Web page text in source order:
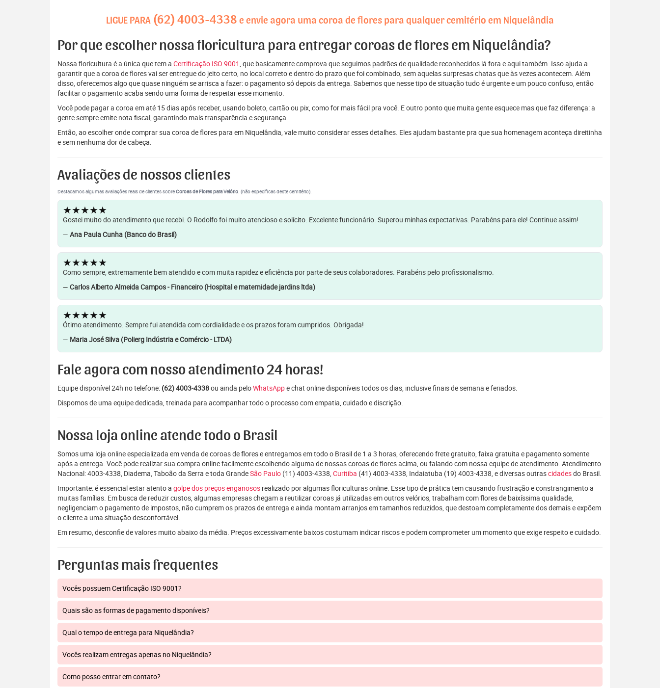
LIGUE PARA (62) 4003-4338 e envie agora uma coroa de flores para qualquer cemitério em Niquelândia
Por que escolher nossa floricultura para entregar coroas de flores em Niquelândia?
Nossa floricultura é a única que tem a Certificação ISO 9001, que basicamente comprova que seguimos padrões de qualidade reconhecidos lá fora e aqui também. Isso ajuda a
garantir que a coroa de flores vai ser entregue do jeito certo, no local correto e dentro do prazo que foi combinado, sem aquelas surpresas chatas que às vezes acontecem. Além
disso, oferecemos algo que quase ninguém se arrisca a fazer: o pagamento só depois da entrega. Sabemos que nesse tipo de situação tudo é urgente e um pouco confuso, então
facilitar o pagamento acaba sendo uma forma de respeitar esse momento.
Você pode pagar a coroa em até 15 dias após receber, usando boleto, cartão ou pix, como for mais fácil pra você. E outro ponto que muita gente esquece mas que faz diferença: a
gente sempre emite nota fiscal, garantindo mais transparência e segurança.
Então, ao escolher onde comprar sua coroa de flores para em Niquelândia, vale muito considerar esses detalhes. Eles ajudam bastante pra que sua homenagem aconteça direitinha
e sem nenhuma dor de cabeça.
Avaliações de nossos clientes
Destacamos algumas avaliações reais de clientes sobreCoroas de Flores para Velório. (não específicas deste cemitério).
★★★★★
Gostei muito do atendimento que recebi. O Rodolfo foi muito atencioso e solícito. Excelente funcionário. Superou minhas expectativas. Parabéns para ele! Continue assim!
— Ana Paula Cunha (Banco do Brasil)
★★★★★
Como sempre, extremamente bem atendido e com muita rapidez e eficiência por parte de seus colaboradores. Parabéns pelo profissionalismo.
— Carlos Alberto Almeida Campos - Financeiro (Hospital e maternidade jardins ltda)
★★★★★
Ótimo atendimento. Sempre fui atendida com cordialidade e os prazos foram cumpridos. Obrigada!
— Maria José Silva (Polierg Indústria e Comércio - LTDA)
Fale agora com nosso atendimento 24 horas!
Equipe disponível 24h no telefone: (62) 4003-4338ou ainda peloWhatsAppe chat online disponíveis todos os dias, inclusive finais de semana e feriados.
Dispomos de uma equipe dedicada, treinada para acompanhar todo o processo com empatia, cuidado e discrição.
Nossa loja online atende todo o Brasil
Somos uma loja online especializada em venda de coroas de flores e entregamos em todo o Brasil de 1 a 3 horas, oferecendo frete gratuito, faixa gratuita e pagamento somente
após a entrega. Você pode realizar sua compra online facilmente escolhendo alguma de nossas coroas de flores acima, ou falando com nossa equipe de atendimento. Atendimento
Nacional: 4003-4338, Diadema, Taboão da Serra e toda GrandeSão Paulo (11) 4003-4338, Curitiba (41) 4003-4338, Indaiatuba (19) 4003-4338, e diversas outrascidadesdo Brasil.
Importante: é essencial estar atento a golpe dos preços enganosos realizado por algumas floriculturas online. Esse tipo de prática tem causando frustração e constrangimento a
muitas famílias. Em busca de reduzir custos, algumas empresas chegam a reutilizar coroas já utilizadas em outros velórios, trabalham com flores de baixíssima qualidade,
negligenciam o pagamento de impostos, não cumprem os prazos de entrega e ainda montam arranjos em tamanhos reduzidos, que destoam completamente dos demais e expõem
o cliente a uma situação desconfortável.
Em resumo, desconfie de valores muito abaixo da média. Preços excessivamente baixos costumam indicar riscos e podem comprometer um momento que exige respeito e cuidado.
Perguntas mais frequentes
Vocês possuem Certificação ISO 9001?
Quais são as formas de pagamento disponíveis?
Qual o tempo de entrega para Niquelândia?
Vocês realizam entregas apenas no Niquelândia?
Como posso entrar em contato?